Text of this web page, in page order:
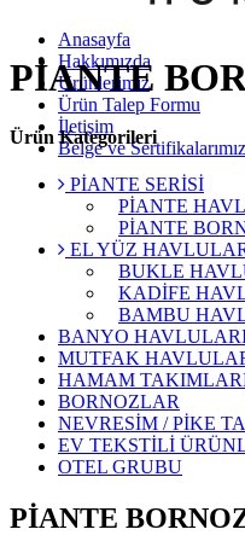
Anasayfa
Hakkımızda
Ürünlerimiz
Ürün Talep Formu
İletişim
Belge ve Sertifikalarımız
PİANTE
Ürün Kategorileri
PİANTE SERİSİ
PİANTE
PİANTE
EL YÜZ
BUKLE
KADİFE
BAMBU
BANYO
MUTFAK
HAMAM
BORNOZLAR
NEVRESİM / PİKE
EV TEKSTİLİ
OTEL GRUBU
PİANTE